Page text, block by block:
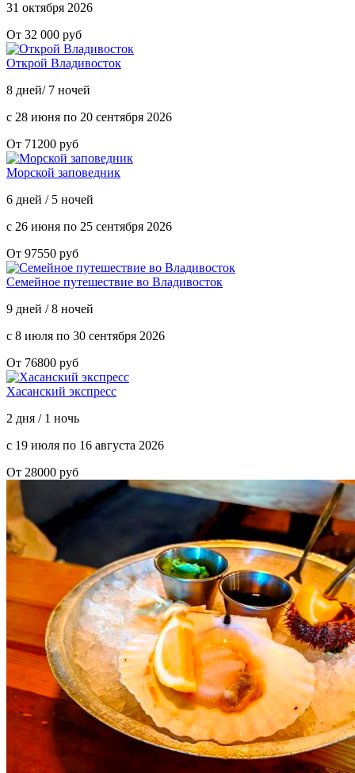
31 октября 2026
От 32 000 руб
Открой Владивосток
8 дней/ 7 ночей
с 28 июня по 20 сентября 2026
От 71200 руб
Морской заповедник
6 дней / 5 ночей
с 26 июня по 25 сентября 2026
От 97550 руб
Семейное путешествие во Владивосток
9 дней / 8 ночей
с 8 июля по 30 сентября 2026
От 76800 руб
Хасанский экспресс
2 дня / 1 ночь
с 19 июля по 16 августа 2026
От 28000 руб